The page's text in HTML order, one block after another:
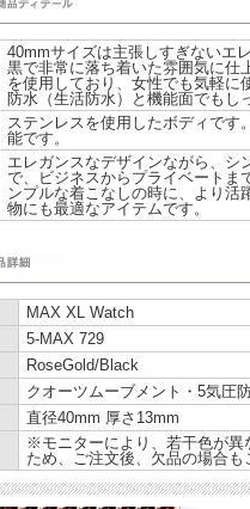
きるアイテムではないでしょうか。贈り
ブメント・5気圧防水(潜水不可)・ステン
が異なる場合がございます。
ご注文後、欠品の場合もございますので
40mmサイズは主張しすぎないエ
黒で非常に落ち着いた雰囲気に仕
を使用しており、女性でも気軽に
防水（生活防水）と機能面でもし
ステンレスを使用したボディです
能です。
エレガンスなデザインながら、シ
で、ビジネスからプライベートま
ンプルな着こなしの時に、より活
物にも最適なアイテムです。
MAX XL Watch
5-MAX 729
RoseGold/Black
クオーツムーブメント・5気圧
直径40mm 厚さ13mm
※モニターにより、若干色が
ため、ご注文後、欠品の場合